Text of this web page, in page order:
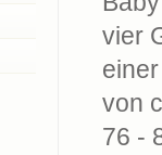
vier
von
76 -